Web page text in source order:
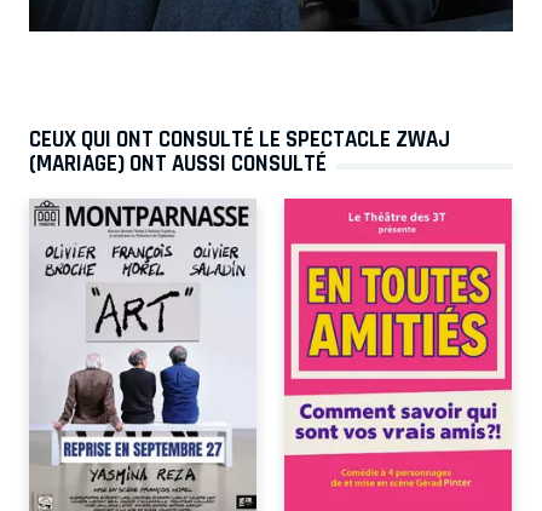
CEUX QUI ONT CONSULTÉ LE SPECTACLE ZWAJ
(MARIAGE) ONT AUSSI CONSULTÉ